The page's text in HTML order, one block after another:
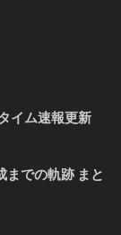
イム速報更新
までの軌跡 まと